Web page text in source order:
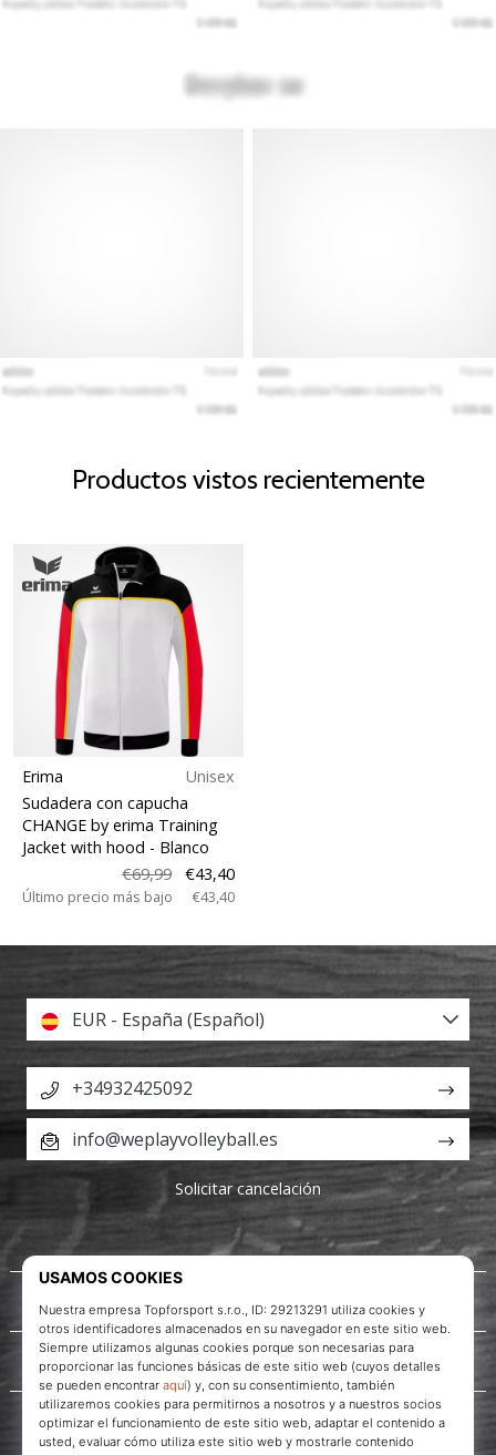
Productos vistos recientemente
Erima
Unisex
Sudadera con capucha
CHANGE by erima Training
Jacket with hood - Blanco
€69,99
€43,40
Último precio más bajo €43,40
Acerca de nosotros
Servicio al cliente
EUR - España (Español)
+34932425092
info@weplayvolleyball.es
Solicitar cancelación